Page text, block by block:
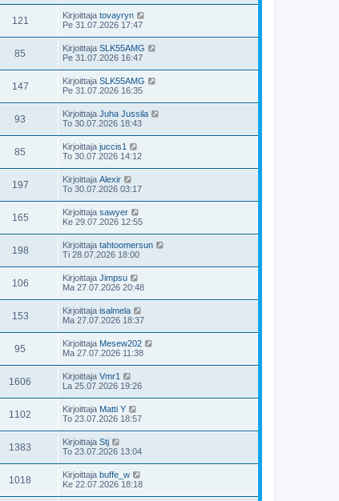
121 Kirjoittaja tovayryn
Pe 31.07.2026 17:47
85 Kirjoittaja SLK55AMG
Pe 31.07.2026 16:47
147 Kirjoittaja SLK55AMG
Pe 31.07.2026 16:35
93 Kirjoittaja Juha Jussila
To 30.07.2026 18:43
85 Kirjoittaja juccis1
To 30.07.2026 14:12
197 Kirjoittaja Alexir
To 30.07.2026 03:17
165 Kirjoittaja sawyer
Ke 29.07.2026 12:55
198 Kirjoittaja tahtoomersun
Ti 28.07.2026 18:00
106 Kirjoittaja Jimpsu
Ma 27.07.2026 20:48
153 Kirjoittaja isalmela
Ma 27.07.2026 18:37
95 Kirjoittaja Mesew202
Ma 27.07.2026 11:38
1606 Kirjoittaja Vmr1
La 25.07.2026 19:26
1102 Kirjoittaja Matti Y
To 23.07.2026 18:57
1383 Kirjoittaja Stj
To 23.07.2026 13:04
1018 Kirjoittaja buffe_w
Ke 22.07.2026 18:18